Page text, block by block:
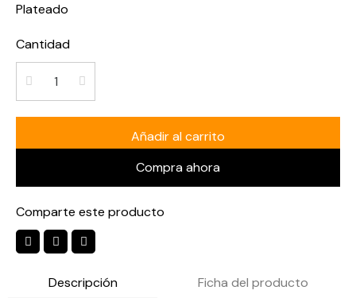
Plateado
Cantidad
Añadir al carrito
Compra ahora
Comparte este producto
Descripción Ficha del producto